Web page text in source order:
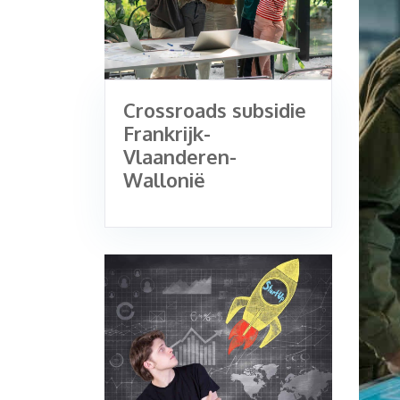
Crossroads subsidie
Frankrijk-
Vlaanderen-
Wallonië